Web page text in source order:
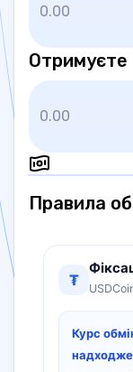
Отримуєте
Правила
₮
Курс